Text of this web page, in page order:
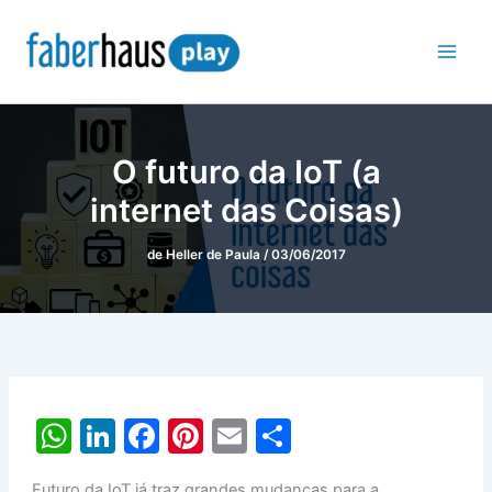
para
O futuro da IoT (a
internet das Coisas)
de Heller de Paula /03/06/2017
W Li F
Pi E